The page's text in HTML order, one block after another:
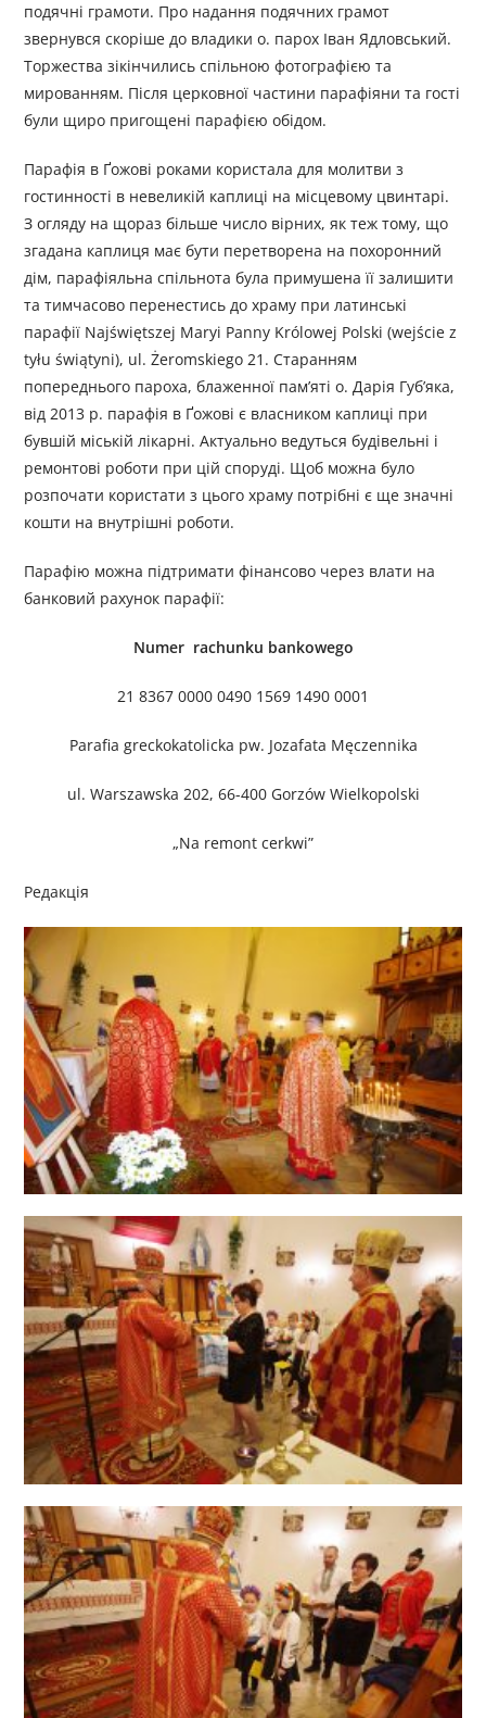
подячні грамоти. Про надання подячних грамот
звернувся скоріше до владики о. парох Іван Ядловський.
Торжества зікінчились спільною фотографією та
мированням. Після церковної частини парафіяни та гості
були щиро пригощені парафією обідом.
Парафія в Ґожові роками користала для молитви з
гостинності в невеликій каплиці на місцевому цвинтарі.
З огляду на щораз більше число вірних, як теж тому, що
згадана каплиця має бути перетворена на похоронний
дім, парафіяльна спільнота була примушена її залишити
та тимчасово перенестись до храму при латинські
парафії Najświętszej Maryi Panny Królowej Polski (wejście z
tyłu świątyni), ul. Żeromskiego 21. Старанням
попереднього пароха, блаженної пам’яті о. Дарія Губ’яка,
від 2013 р. парафія в Ґожові є власником каплиці при
бувшій міській лікарні. Актуально ведуться будівельні і
ремонтові роботи при цій споруді. Щоб можна було
розпочати користати з цього храму потрібні є ще значні
кошти на внутрішні роботи.
Парафію можна підтримати фінансово через влати на
банковий рахунок парафії:
Numer rachunku bankowego
21 8367 0000 0490 1569 1490 0001
Parafia greckokatolicka pw. Jozafata Męczennika
ul. Warszawska 202, 66-400 Gorzów Wielkopolski
„Na remont cerkwi”
Редакція